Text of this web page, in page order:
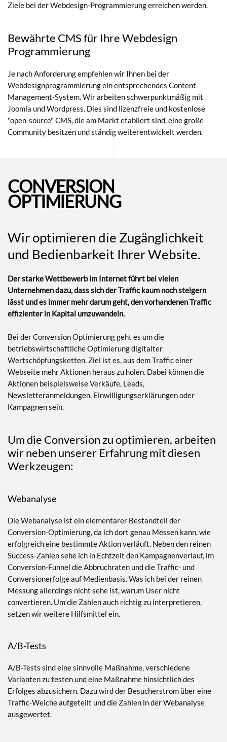
Ziele bei der Webdesign-Programmierung erreichen werden.
Bewährte CMS für Ihre Webdesign
Programmierung
Je nach Anforderung empfehlen wir Ihnen bei der
Webdesignprogrammierung ein entsprechendes Content-
Management-System. Wir arbeiten schwerpunktmäßig mit
Joomla und Wordpress. Dies sind lizenzfreie und kostenlose
"open-source" CMS, die am Markt etabliert sind, eine große
Community besitzen und ständig weiterentwickelt werden.
CONVERSION
OPTIMIERUNG
Wir optimieren die Zugänglichkeit
und Bedienbarkeit Ihrer Website.
Der starke Wettbewerb im Internet führt bei vielen
Unternehmen dazu, dass sich der Traffic kaum noch steigern
lässt und es immer mehr darum geht, den vorhandenen Traffic
effizienter in Kapital umzuwandeln.
Bei der Conversion Optimierung geht es um die
betriebswirtschaftliche Optimierung digitalter
Wertschöpfungsketten. Ziel ist es, aus dem Traffic einer
Webseite mehr Aktionen heraus zu holen. Dabei können die
Aktionen beispielsweise Verkäufe, Leads,
Newsletteranmeldungen, Einwilligungserklärungen oder
Kampagnen sein.
Um die Conversion zu optimieren, arbeiten
wir neben unserer Erfahrung mit diesen
Werkzeugen:
Webanalyse
Die Webanalyse ist ein elementarer Bestandteil der
Conversion-Optimierung, da ich dort genau Messen kann, wie
erfolgreich eine bestimmte Aktion verläuft. Neben den reinen
Success-Zahlen sehe ich in Echtzeit den Kampagnenverlauf, im
Conversion-Funnel die Abbruchraten und die Traffic- und
Conversionerfolge auf Medienbasis. Was ich bei der reinen
Messung allerdings nicht sehe ist, warum User nicht
convertieren. Um die Zahlen auch richtig zu interpretieren,
setzen wir weitere Hilfsmittel ein.
A/B-Tests
A/B-Tests sind eine sinnvolle Maßnahme, verschiedene
Varianten zu testen und eine Maßnahme hinsichtlich des
Erfolges abzusichern. Dazu wird der Besucherstrom über eine
Traffic-Weiche aufgeteilt und die Zahlen in der Webanalyse
ausgewertet.